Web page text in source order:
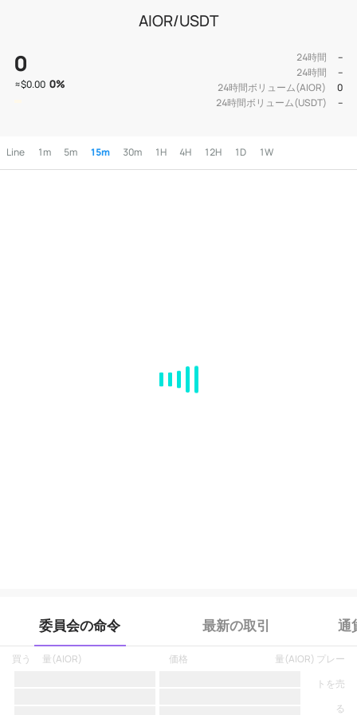
AIOR/USDT
0
≈$0.00 0%
24時間
--
24時間
--
24時間ボリューム(AIOR)
0
24時間ボリューム(USDT)
--
Line 1m 5m 15m 30m 1H 4H 12H 1D 1W
委員会の命令 最新の取引 通
買う 量(AIOR) 価格
プレー
トを売
る
量(AIOR)